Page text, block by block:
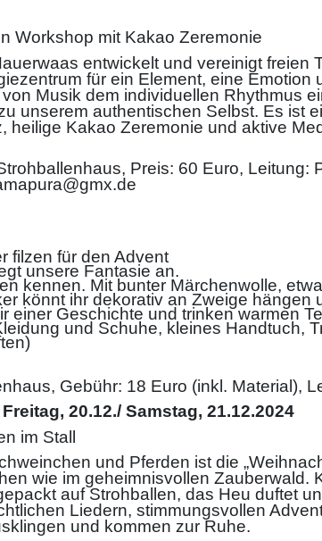
Workshop mit Kakao Zeremonie
entwickelt und vereinigt freien
für ein Element, eine
Musik dem individuellen Rhythmus
unserem authentischen Selbst. Es ist
heilige Kakao Zeremonie und aktive
Preis: 60 Euro, Leitung:
filzen für den Advent
unsere Fantasie an.
kennen. Mit bunter Märchenwolle,
könnt ihr dekorativ an Zweige
einer Geschichte und trinken warmen
und Schuhe, kleines Handtuch,
Gebühr: 18 Euro (inkl. Material),
20.12./ Samstag, 21.12.2024
im Stall
und Pferden ist die
wie im geheimnisvollen Zauberwald.
auf Strohballen, das Heu duftet
Liedern, stimmungsvollen
und kommen zur Ruhe.